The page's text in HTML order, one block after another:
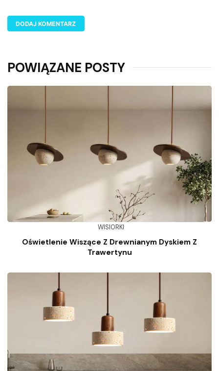
POWIĄZANE POSTY
WISIORKI
Oświetlenie Wiszące Z Drewnianym Dyskiem Z
Trawertynu